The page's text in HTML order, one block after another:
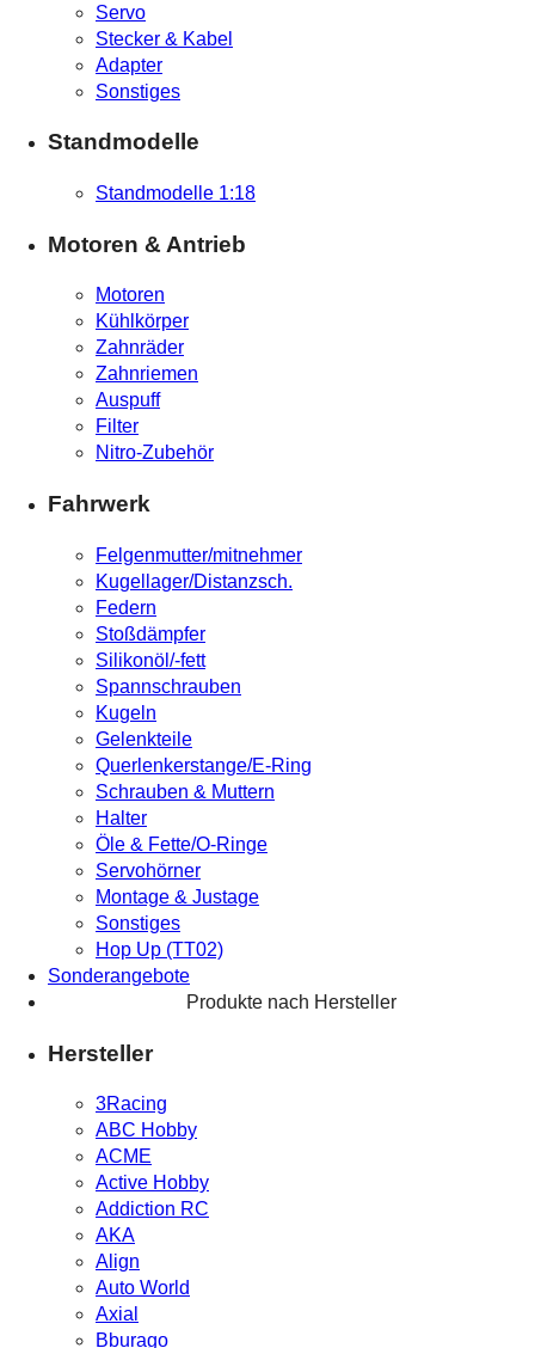
Servo
Stecker & Kabel
Adapter
Sonstiges
Standmodelle
Standmodelle 1:18
Motoren & Antrieb
Motoren
Kühlkörper
Zahnräder
Zahnriemen
Auspuff
Filter
Nitro-Zubehör
Fahrwerk
Felgenmutter/mitnehmer
Kugellager/Distanzsch.
Federn
Stoßdämpfer
Silikonöl/-fett
Spannschrauben
Kugeln
Gelenkteile
Querlenkerstange/E-Ring
Schrauben & Muttern
Halter
Öle & Fette/O-Ringe
Servohörner
Montage & Justage
Sonstiges
Hop Up (TT02)
Sonderangebote
Produkte nach Hersteller
Hersteller
3Racing
ABC Hobby
ACME
Active Hobby
Addiction RC
AKA
Align
Auto World
Axial
Bburago